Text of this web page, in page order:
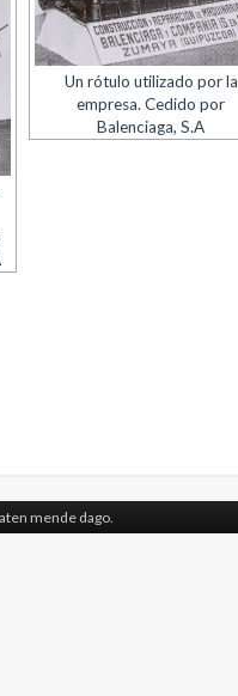
Un rótulo utilizado por la
empresa. Cedido por
Balenciaga, S.A
mende dago.